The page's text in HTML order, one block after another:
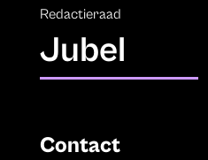
Redactieraad
Jubel
Contact